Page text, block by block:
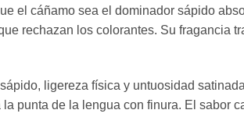
el cáñamo sea el dominador sápido
rechazan los colorantes. Su fragancia
ligereza física y untuosidad
punta de la lengua con finura. El sabor